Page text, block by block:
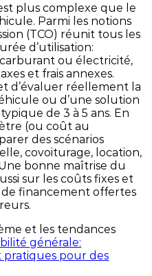
plus complexe que le
Parmi les notions
(TCO) réunit tous les
d’utilisation:
ou électricité,
et frais annexes.
d’évaluer réellement la
ou d’une solution
de 3 à 5 ans. En
(ou coût au
des scénarios
covoiturage, location,
bonne maîtrise du
sur les coûts fixes et
de financement offertes
et les tendances
générale:
pratiques pour des